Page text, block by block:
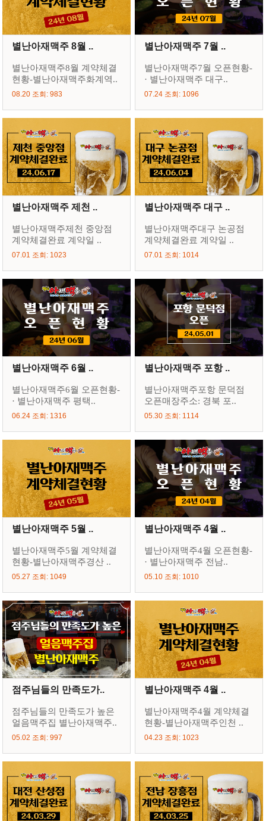
별난아재맥주 8월 ..
별난아재맥주8월 계약체결
현황-별난아재맥주화계역..
08.20 조회: 983
별난아재맥주 7월 ..
별난아재맥주7월 오픈현황-
· 별난아재맥주 대구..
07.24 조회: 1096
별난아재맥주 제천 ..
별난아재맥주제천 중앙점
계약체결완료 계약일 ..
07.01 조회: 1023
별난아재맥주 대구 ..
별난아재맥주대구 논공점
계약체결완료 계약일 ..
07.01 조회: 1014
별난아재맥주 6월 ..
별난아재맥주6월 오픈현황-
· 별난아재맥주 평택..
06.24 조회: 1316
별난아재맥주 포항 ..
별난아재맥주포항 문덕점
오픈매장주소: 경북 포..
05.30 조회: 1114
별난아재맥주 5월 ..
별난아재맥주5월 계약체결
현황-별난아재맥주경산 ..
05.27 조회: 1049
별난아재맥주 4월 ..
별난아재맥주4월 오픈현황-
· 별난아재맥주 전남..
05.10 조회: 1010
점주님들의 만족도가..
점주님들의 만족도가 높은
얼음맥주집 별난아재맥주..
05.02 조회: 997
별난아재맥주 4월 ..
별난아재맥주4월 계약체결
현황-별난아재맥주인천 ..
04.23 조회: 1023